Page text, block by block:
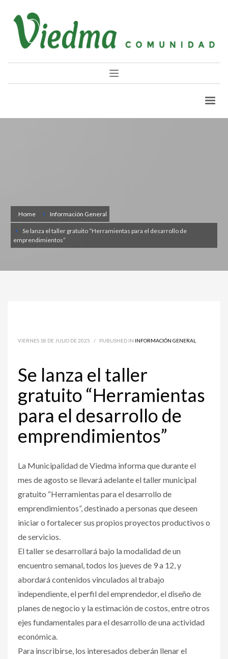
Home Información General
Se lanza el taller gratuito “Herramientas para el desarrollo de
emprendimientos”
VIERNES 18 DE JULIO DE 2025 / PUBLISHED IN INFORMACIÓN GENERAL
Se lanza el taller
gratuito “Herramientas
para el desarrollo de
emprendimientos”
La Municipalidad de Viedma informa que durante el
mes de agosto se llevará adelante el taller municipal
gratuito “Herramientas para el desarrollo de
emprendimientos”, destinado a personas que deseen
iniciar o fortalecer sus propios proyectos productivos o
de servicios.
El taller se desarrollará bajo la modalidad de un
encuentro semanal, todos los jueves de 9 a 12, y
abordará contenidos vinculados al trabajo
independiente, el perfil del emprendedor, el diseño de
planes de negocio y la estimación de costos, entre otros
ejes fundamentales para el desarrollo de una actividad
económica.
Para inscribirse, los interesados deberán llenar el